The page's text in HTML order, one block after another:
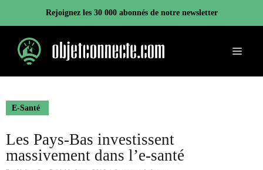
contenu
Rejoignez les 30 000 abonnés de notre newsletter
Menu
E-Santé
Les Pays-Bas investissent
massivement dans l’e-santé